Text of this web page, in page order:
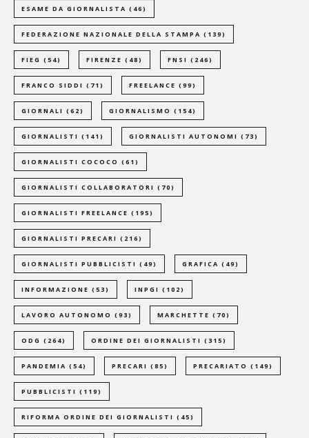
ESAME DA GIORNALISTA (46)
FEDERAZIONE NAZIONALE DELLA STAMPA (139)
FIEG (54) FIRENZE (48) FNSI (246)
FRANCO SIDDI (71) FREELANCE (99)
GIORNALI (62) GIORNALISMO (154)
GIORNALISTI (141) GIORNALISTI AUTONOMI (73)
GIORNALISTI COCOCO (61)
GIORNALISTI COLLABORATORI (70)
GIORNALISTI FREELANCE (195)
GIORNALISTI PRECARI (216)
GIORNALISTI PUBBLICISTI (49) GRAFICA (49)
INFORMAZIONE (53) INPGI (102)
LAVORO AUTONOMO (93) MARCHETTE (70)
ODG (264) ORDINE DEI GIORNALISTI (315)
PANDEMIA (54) PRECARI (85) PRECARIATO (149)
PUBBLICISTI (119)
RIFORMA ORDINE DEI GIORNALISTI (45)